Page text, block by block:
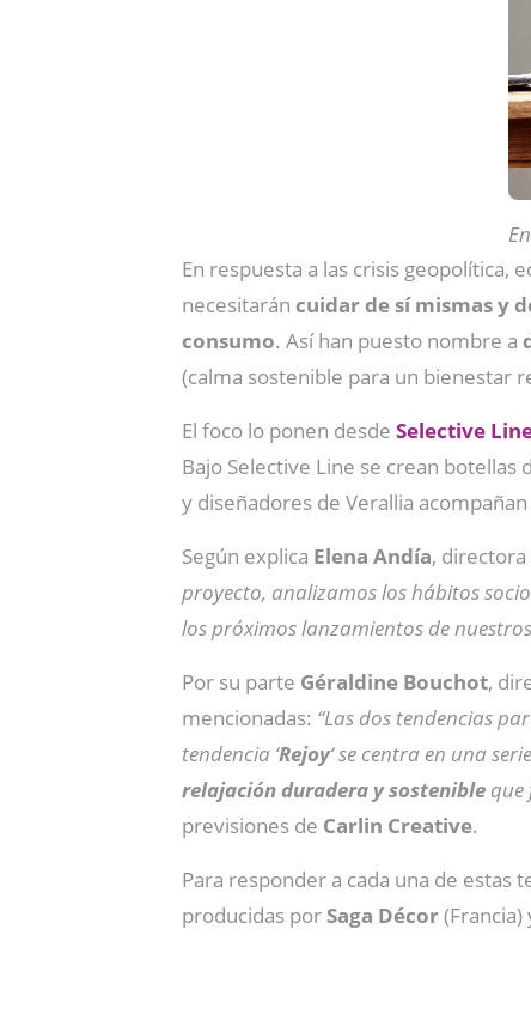
En respuesta a las crisis geopolítica,
necesitarán cuidar de sí mismas y
consumo. Así han puesto nombre a
(calma sostenible para un bienestar
El foco lo ponen desde Selective
Bajo Selective Line se crean
y diseñadores de Verallia
Según explica Elena Andía,
proyecto, analizamos los hábitos
los próximos lanzamientos de
Por su parte Géraldine Bouchot,
mencionadas: “Las dos tendencias
tendencia ‘Rejoy‘ se centra en una
relajación duradera y sostenible que
previsiones de Carlin Creative.
Para responder a cada una de estas
producidas porSaga Décor(Francia)